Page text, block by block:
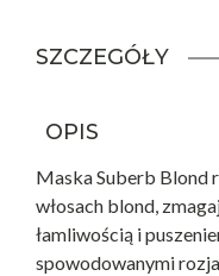
SZCZEGÓŁY
OPIS
Maska Suberb Blond
włosach blond,
łamliwością i
spowodowanymi